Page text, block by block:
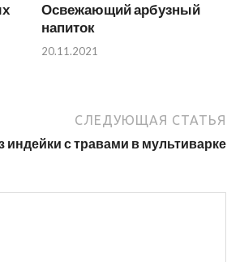
Освежающий арбузный
напиток
20.11.2021
СЛЕДУЮЩАЯ СТАТЬЯ
индейки с травами в мультиварке